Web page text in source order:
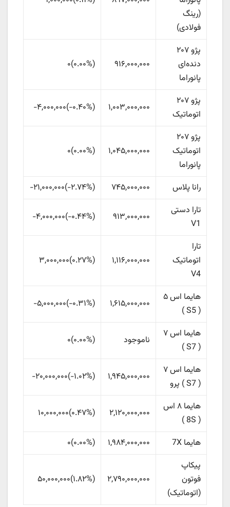
(رینگ
فولادی)
پژو ۲۰۷
دنده‌ای
پانوراما
۹۱۶,۰۰۰,۰۰۰ (۰.۰۰%)۰
پژو ۲۰۷
اتوماتیک
۱,۰۰۳,۰۰۰,۰۰۰ (‎-۰.۴۰%‏)-۴,۰۰۰,۰۰۰
پژو ۲۰۷
اتوماتیک
پانوراما
۱,۰۴۵,۰۰۰,۰۰۰ (۰.۰۰%)۰
رانا پلاس ۷۴۵,۰۰۰,۰۰۰ (‎-۲.۷۴%‏)-۲۱,۰۰۰,۰۰۰
تارا دستی
V1
۹۱۳,۰۰۰,۰۰۰ (‎-۰.۴۴%‏)-۴,۰۰۰,۰۰۰
تارا
اتوماتیک
V4
۱,۱۱۶,۰۰۰,۰۰۰ (‎۰.۲۷%‏)۳,۰۰۰,۰۰۰
هایما اس ۵
( S5 )
۱,۶۱۵,۰۰۰,۰۰۰ (‎-۰.۳۱%‏)-۵,۰۰۰,۰۰۰
هایما اس ۷
( S7 )
ناموجود (۰.۰۰%)۰
هایما اس ۷
( S7 ) پرو
۱,۹۴۵,۰۰۰,۰۰۰ (‎-۱.۰۲%‏)-۲۰,۰۰۰,۰۰۰
هایما ۸ اس
( 8S )
۲,۱۲۰,۰۰۰,۰۰۰ (‎۰.۴۷%‏)۱۰,۰۰۰,۰۰۰
هایما 7X ۱,۹۸۴,۰۰۰,۰۰۰ (۰.۰۰%)۰
پیکاپ
فوتون
(اتوماتیک)
۲,۷۹۰,۰۰۰,۰۰۰ (‎۱.۸۲%‏)۵۰,۰۰۰,۰۰۰